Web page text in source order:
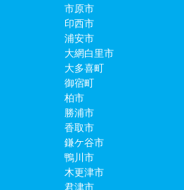
市原市
印西市
浦安市
大網白里市
大多喜町
御宿町
柏市
勝浦市
香取市
鎌ケ谷市
鴨川市
木更津市
君津市